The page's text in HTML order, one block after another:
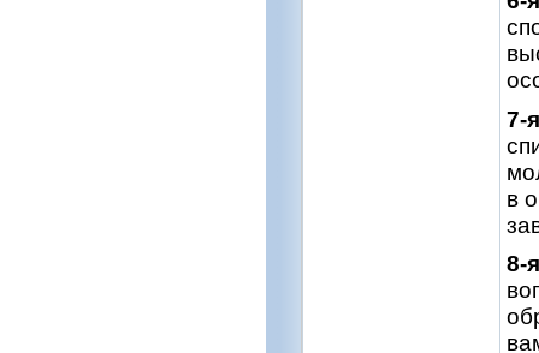
7-
в
8-